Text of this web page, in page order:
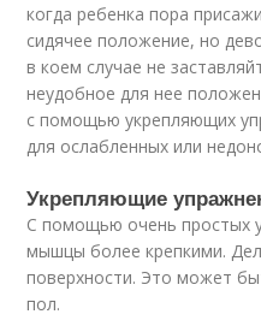
когда ребенка пора
сидячее положение, но
в коем случае не
неудобное для нее
с помощью укрепляющих
для ослабленных или
Укрепляющие
С помощью очень простых
мышцы более крепкими.
поверхности. Это может
пол.